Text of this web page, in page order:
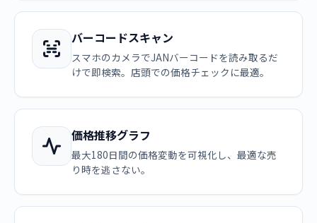
バーコードスキャン
スマホのカメラでJANバーコードを読み取るだ
けで即検索。店頭での価格チェックに最適。
価格推移グラフ
最大180日間の価格変動を可視化し、最適な売
り時を逃さない。